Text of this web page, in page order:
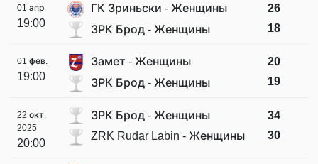
01 апр.
19:00
ГК Зриньски - Женщины
ЗРК Брод - Женщины
26
18
01 фев.
19:00
Замет - Женщины
ЗРК Брод - Женщины
20
19
22 окт.
2025
20:00
ЗРК Брод - Женщины
ZRK Rudar Labin - Женщины
34
30